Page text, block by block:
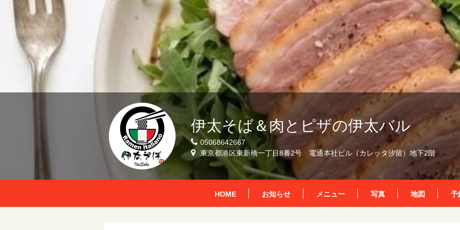
伊太そば＆肉とピザの伊太バル
05068642667
東京都港区東新橋一丁目8番2号 電通本社ビル（カレッタ汐留）地下2階
HOME お知らせ メニュー 写真 地図 予